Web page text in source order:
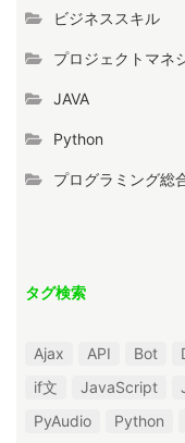
ビジネススキル
プロジェクトマネ
JAVA
Python
プログラミング総
タグ検索
Ajax API Bot
if文
JavaScript
PyAudio
Python